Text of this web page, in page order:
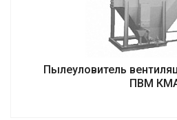
Пылеуловитель
ПВМ